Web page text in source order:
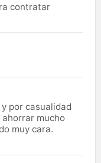
contratar
por casualidad
mucho
muy cara.